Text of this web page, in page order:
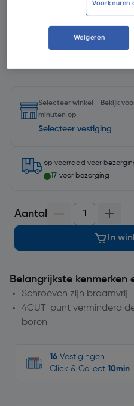
Kies productvariant
Selecteer winkel - Bekijk
minuten op
Selecteer vestiging
op voorraad voor
17 voor bezorging
Aantal
In
Belangrijkste kenmerken
Schroeven zijn braamvrij
4CUT-punt verminderd
boren
16 Vestigingen
Click & Collect 10min
Voorkeuren
Weigeren